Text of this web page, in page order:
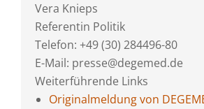
Vera Knieps
Referentin Politik
Telefon: +49 (30) 284496-80
E-Mail: presse@degemed.de
Weiterführende Links
Originalmeldung von